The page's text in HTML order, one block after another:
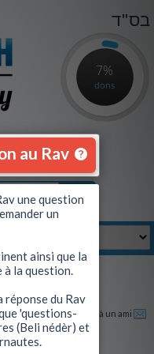
7%
dons
בס"ד
au Rav
midi à 14 heures !Envoyez à un ami
une question
un
ainsi que la
la question.
réponse du Rav
'questions-
(Beli nédèr) et